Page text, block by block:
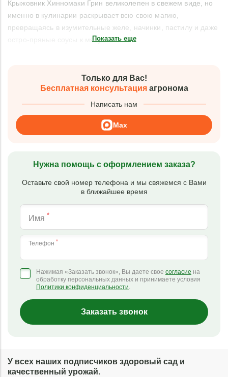
Крыжовник Хинномаки Грин великолепен в свежем виде, но
именно в кулинарии раскрывает всю свою магию,
превращаясь в изумительные желе, начинки, пастилу и даже
остро-пряные соусы к мясу.Показать еще
Только для Вас!
Бесплатная консультацияагронома
Написать нам
Max
Нужна помощь с оформлением заказа?
Оставьте свой номер телефона и мы свяжемся с Вами
в ближайшее время
Имя *
Телефон *
Нажимая «Заказать звонок», Вы даете свое согласие на
обработку персональных данных и принимаете условия
Политики конфиденциальности.
Заказать звонок
У всех наших подписчиков здоровый сад и
качественный урожай.